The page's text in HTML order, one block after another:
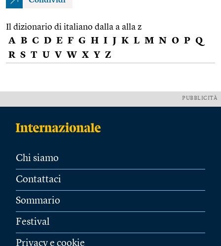
Il dizionario di italiano dalla a alla z
A B C D E F G H I J K L M N O P Q
R S T U V W X Y Z
PUBBLICITÀ
Chi siamo
Contattaci
Sommario
Festival
Privacy e cookie